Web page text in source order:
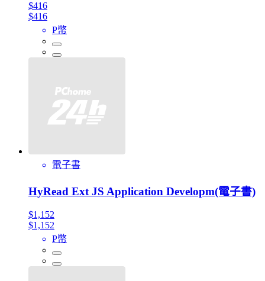
$416
$416
P幣
電子書
HyRead Ext JS Application Developm(電子書)
$1,152
$1,152
P幣